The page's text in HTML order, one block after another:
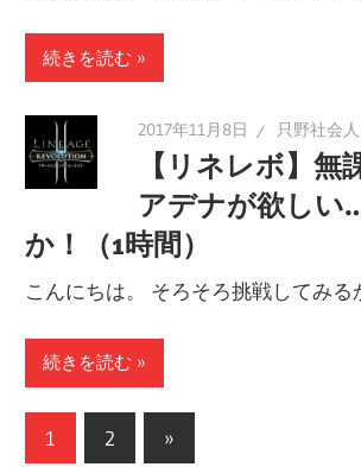
続きを読む
2017年11月8日 只野社会人
【リネレボ】無
アデナが欲しい
か！（1時間）
こんにちは。 そろそろ挑戦してみる
続きを読む
投
1 2
次
»